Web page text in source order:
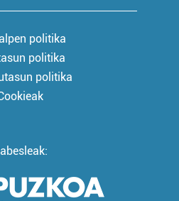
politika
politika
politika